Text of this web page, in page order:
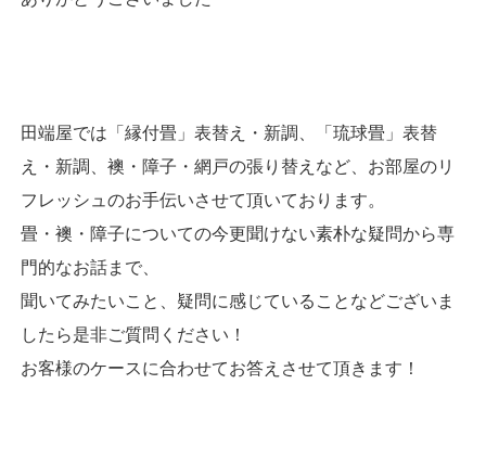
田端屋では「縁付畳」表替え・新調、「琉球畳」表替
え・新調、襖・障子・網戸の張り替えなど、お部屋のリ
フレッシュのお手伝いさせて頂いております。
畳・襖・障子についての今更聞けない素朴な疑問から専
門的なお話まで、
聞いてみたいこと、疑問に感じていることなどございま
したら是非ご質問ください！
お客様のケースに合わせてお答えさせて頂きます！